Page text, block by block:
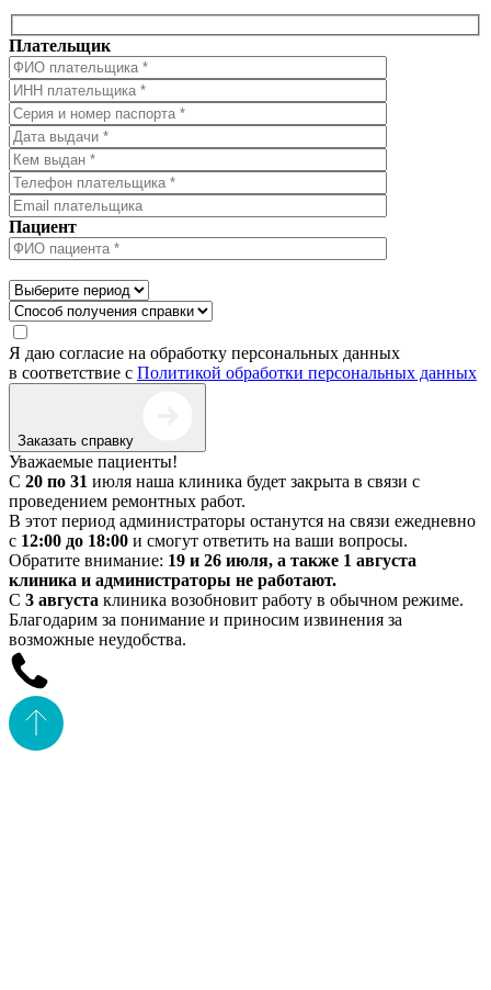
Плательщик
Пациент
Я даю согласие на обработку персональных данных
в соответствие с Политикой обработки персональных данных
Заказать справку
Уважаемые пациенты!
С 20 по 31 июля наша клиника будет закрыта в связи с
проведением ремонтных работ.
В этот период администраторы останутся на связи ежедневно
с 12:00 до 18:00 и смогут ответить на ваши вопросы.
Обратите внимание: 19 и 26 июля, а также 1 августа
клиника и администраторы не работают.
С 3 августа клиника возобновит работу в обычном режиме.
Благодарим за понимание и приносим извинения за
возможные неудобства.